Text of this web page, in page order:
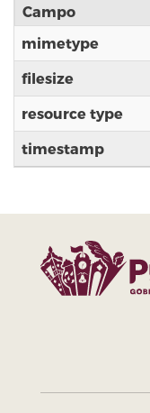
Campo
mimetype
filesize
resource type
timestamp